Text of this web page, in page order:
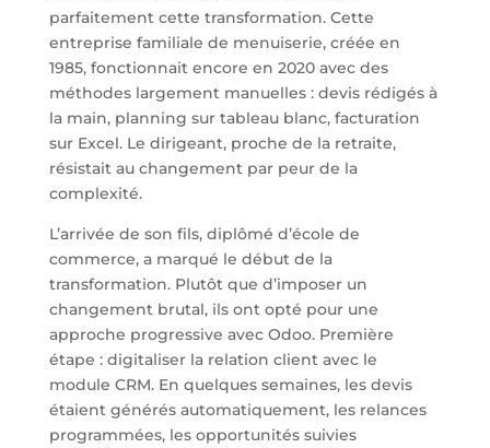
parfaitement cette transformation. Cette
entreprise familiale de menuiserie, créée en
1985, fonctionnait encore en 2020 avec des
méthodes largement manuelles : devis rédigés à
la main, planning sur tableau blanc, facturation
sur Excel. Le dirigeant, proche de la retraite,
résistait au changement par peur de la
complexité.
L’arrivée de son fils, diplômé d’école de
commerce, a marqué le début de la
transformation. Plutôt que d’imposer un
changement brutal, ils ont opté pour une
approche progressive avec Odoo. Première
étape : digitaliser la relation client avec le
module CRM. En quelques semaines, les devis
étaient générés automatiquement, les relances
programmées, les opportunités suivies